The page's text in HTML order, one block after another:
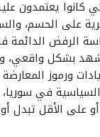
كانوا يعتمدون
على الحسم،
الرفض الدائمة
بشكل واقعي،
ورموز
في سوريا،
على الأقل تبدل